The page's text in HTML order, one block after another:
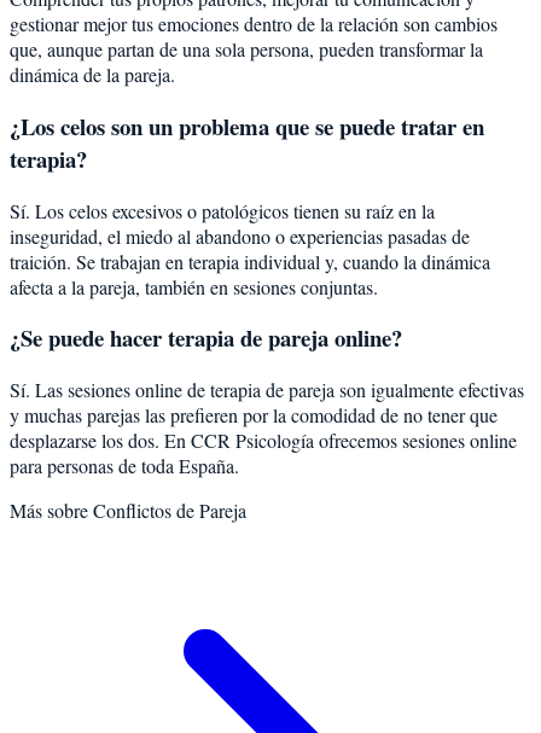
gestionar mejor tus emociones dentro de la relación son cambios
que, aunque partan de una sola persona, pueden transformar la
dinámica de la pareja.
¿Los celos son un problema que se puede tratar en
terapia?
Sí. Los celos excesivos o patológicos tienen su raíz en la
inseguridad, el miedo al abandono o experiencias pasadas de
traición. Se trabajan en terapia individual y, cuando la dinámica
afecta a la pareja, también en sesiones conjuntas.
¿Se puede hacer terapia de pareja online?
Sí. Las sesiones online de terapia de pareja son igualmente efectivas
y muchas parejas las prefieren por la comodidad de no tener que
desplazarse los dos. En CCR Psicología ofrecemos sesiones online
para personas de toda España.
Más sobreConflictos de Pareja